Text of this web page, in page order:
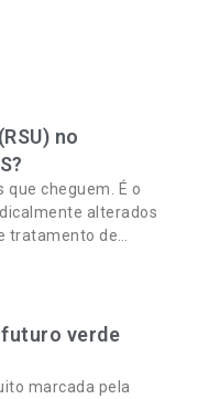
no
que cheguem. É o
alterados
tratamento de
futuro verde
marcada pela